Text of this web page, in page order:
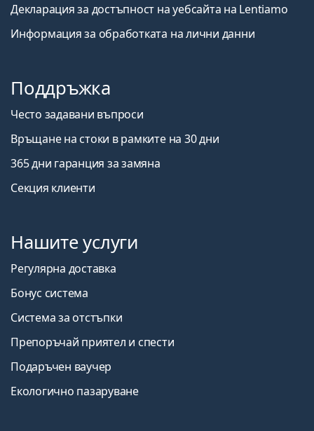
Декларация за достъпност на уебсайта на Lentiamo
Информация за обработката на лични данни
Поддръжка
Често задавани въпроси
Връщане на стоки в рамките на 30 дни
365 дни гаранция за замяна
Секция клиенти
Нашите услуги
Регулярна доставка
Бонус система
Система за отстъпки
Препоръчай приятел и спести
Подаръчен ваучер
Екологично пазаруване